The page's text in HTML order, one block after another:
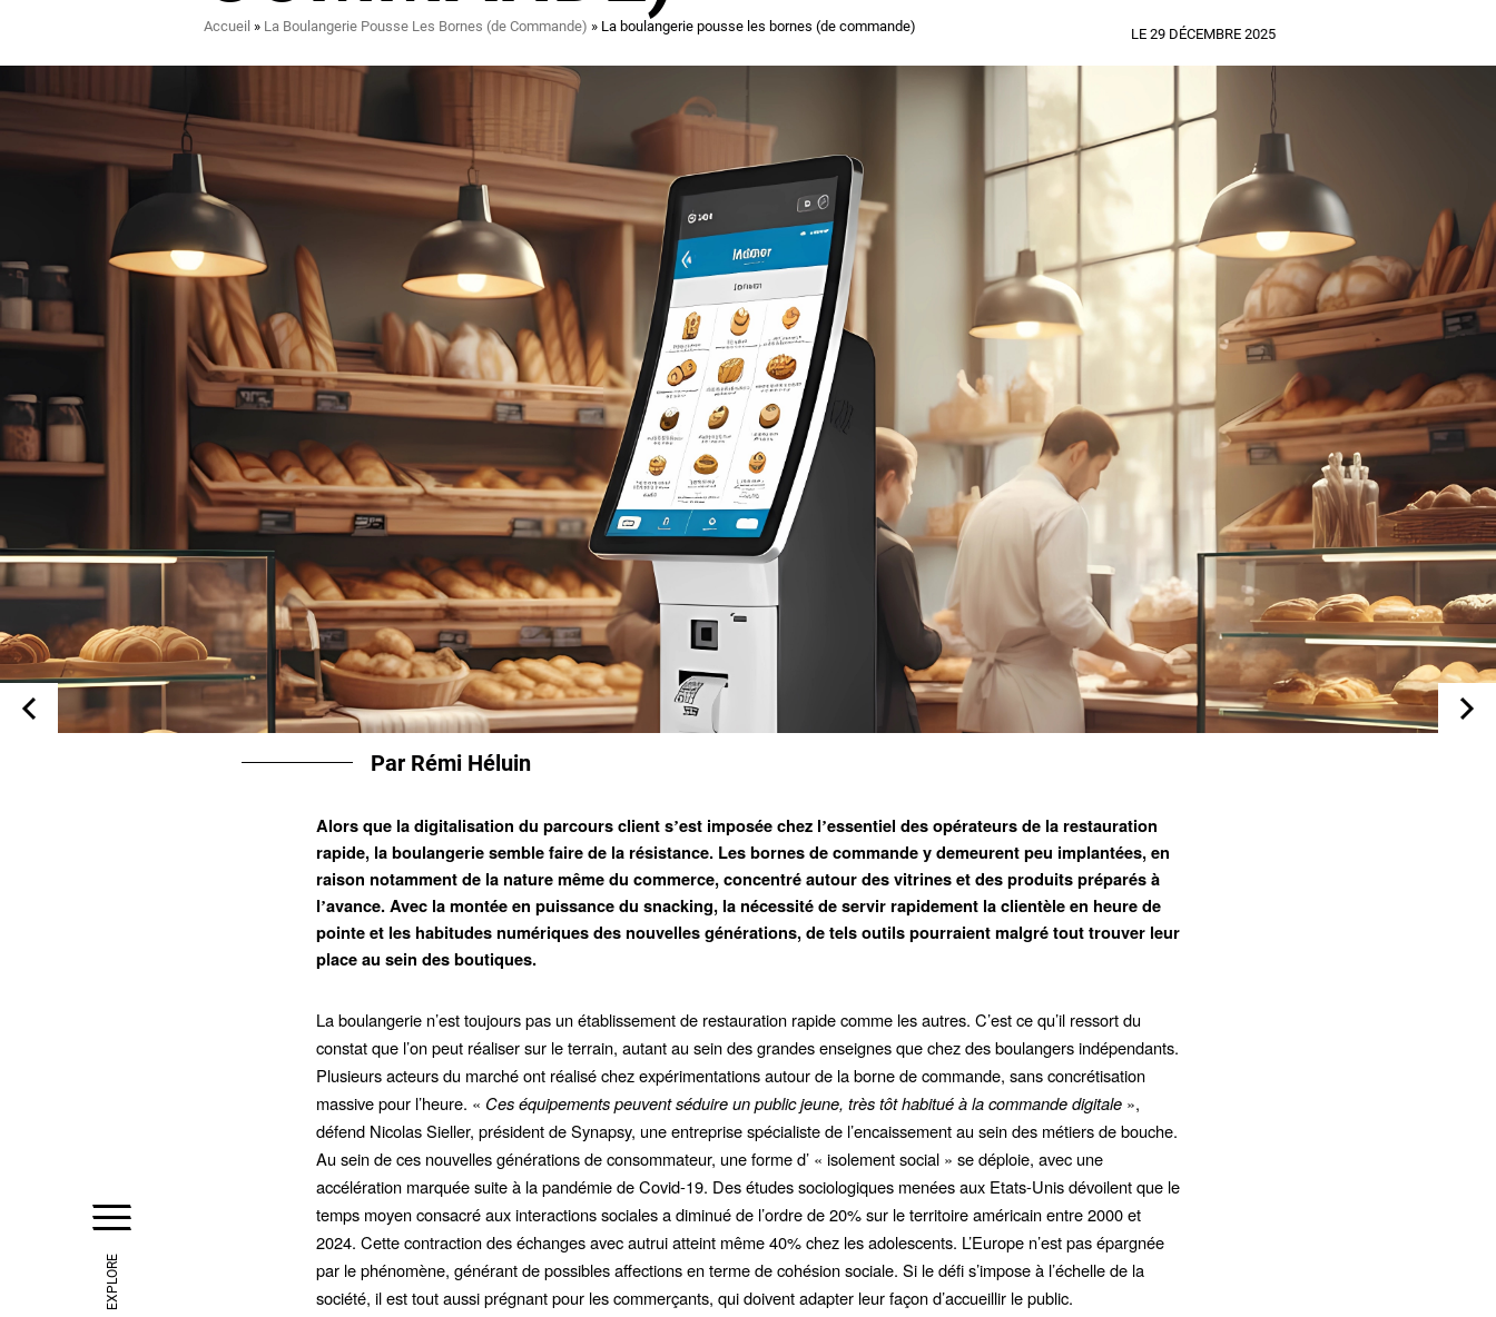
EXPLORE
Fil
Accueil La Boulangerie Pousse Les Bornes (de Commande) La boulangerie pousse les bornes (de commande) LE 29 DÉCEMBRE 2025
Par Rémi Héluin
Alors que la digitalisation du parcours client s’est imposée chez l’essentiel des opérateurs de la restauration
rapide, la boulangerie semble faire de la résistance. Les bornes de commande y demeurent peu implantées, en
raison notamment de la nature même du commerce, concentré autour des vitrines et des produits préparés à
l’avance. Avec la montée en puissance du snacking, la nécessité de servir rapidement la clientèle en heure de
pointe et les habitudes numériques des nouvelles générations, de tels outils pourraient malgré tout trouver leur
place au sein des boutiques.
La boulangerie n’est toujours pas un établissement de restauration rapide comme les autres. C’est ce qu’il ressort du
constat que l’on peut réaliser sur le terrain, autant au sein des grandes enseignes que chez des boulangers indépendants.
Plusieurs acteurs du marché ont réalisé chez expérimentations autour de la borne de commande, sans concrétisation
massive pour l’heure. « Ces équipements peuvent séduire un public jeune, très tôt habitué à la commande digitale»,
défend Nicolas Sieller, président de Synapsy, une entreprise spécialiste de l’encaissement au sein des métiers de bouche.
Au sein de ces nouvelles générations de consommateur, une forme d’ « isolement social » se déploie, avec une
accélération marquée suite à la pandémie de Covid-19. Des études sociologiques menées aux Etats-Unis dévoilent que le
temps moyen consacré aux interactions sociales a diminué de l’ordre de 20% sur le territoire américain entre 2000 et
2024. Cette contraction des échanges avec autrui atteint même 40% chez les adolescents. L’Europe n’est pas épargnée
par le phénomène, générant de possibles affections en terme de cohésion sociale. Si le défi s’impose à l’échelle de la
société, il est tout aussi prégnant pour les commerçants, qui doivent adapter leur façon d’accueillir le public.